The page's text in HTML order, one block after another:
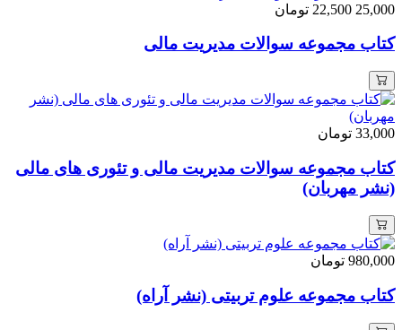
25,000
22,500 تومان
کتاب مجموعه سوالات مدیریت مالی
33,000 تومان
کتاب مجموعه سوالات مدیریت مالی و تئوری های مالی
(نشر مهربان)
980,000 تومان
کتاب مجموعه علوم تربیتی (نشر آراه)